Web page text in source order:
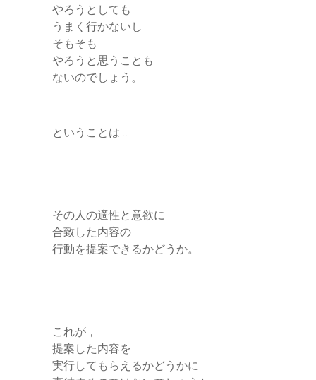
やろうとしても
うまく行かないし
そもそも
やろうと思うことも
ないのでしょう。
ということは…
その人の適性と意欲に
合致した内容の
行動を提案できるかどうか。
これが，
提案した内容を
実行してもらえるかどうかに